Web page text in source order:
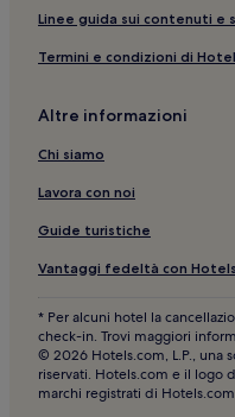
Emmastad: hotel
Domi: hotel
Punda: Hotel con piscina
Palazzo del Governatore:
Handelskade: hotel nelle
Willemstad: Hotel per
Willemstad: Hotel all
Acquario Marino di
Quartiere Pietermaai: hotel
Fort Amsterdam: hotel
Linee guida sui contenuti e
Termini e condizioni di
Altre informazioni
Chi siamo
Lavora con noi
Guide turistiche
Vantaggi fedeltà con
* Per alcuni hotel la
check-in. Trovi maggiori
© 2026 Hotels.com, L.P., una
riservati. Hotels.com e il logo
marchi registrati di